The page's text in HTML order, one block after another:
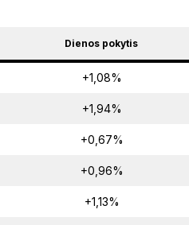
Dienos pokytis
+1,08%
+1,94%
+0,67%
+0,96%
+1,13%